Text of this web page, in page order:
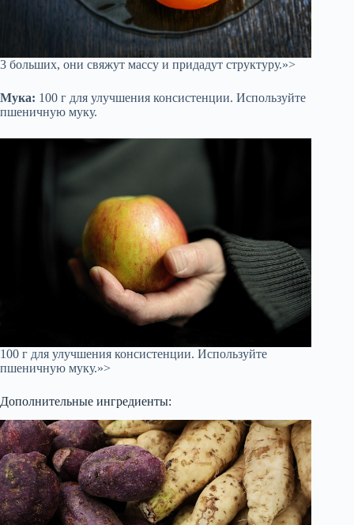
3 больших, они свяжут массу и придадут структуру.»>
Мука: 100 г для улучшения консистенции. Используйте
пшеничную муку.
100 г для улучшения консистенции. Используйте
пшеничную муку.»>
Дополнительные ингредиенты: